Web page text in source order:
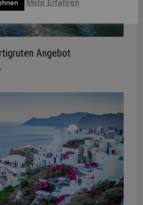
Angebot
Mehr Erfahren